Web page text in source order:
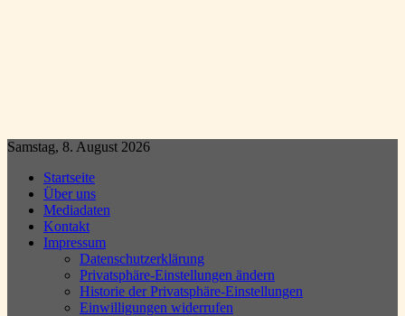
Samstag, 8. August 2026
Startseite
Über uns
Mediadaten
Kontakt
Impressum
Datenschutzerklärung
Privatsphäre-Einstellungen ändern
Historie der Privatsphäre-Einstellungen
Einwilligungen widerrufen